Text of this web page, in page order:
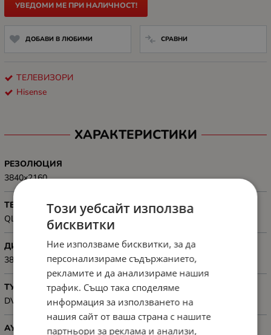
УВЕДОМИ МЕ ПРИ НАЛИЧНОСТ!
ДОБАВИ В ЛЮБИМИ СРАВНИ
ТЕЛЕВИЗОРИ
Hisense
ХАРАКТЕРИСТИКИ
РЕЗОЛЮЦИЯ
3840x2160
ТЕХНОЛОГИЯ
QLED
ДИНАМИЧЕН КОНТРАСТ
3800:1
ТУНЕР
DVB-T2/C/S2
АУДИО
Този уебсайт използва
бисквитки
Ние използваме бисквитки, за да
персонализираме съдържанието,
рекламите и да анализираме нашия
трафик. Също така споделяме
информация за използването на
нашия сайт от ваша страна с нашите
партньори за реклама и анализи,